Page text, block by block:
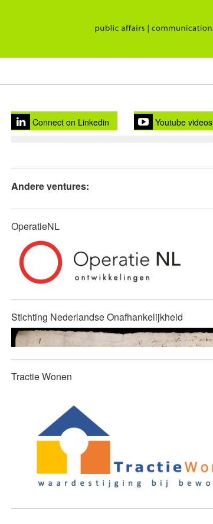
Connect on Linkedin Youtube videos
Andere ventures:
OperatieNL
Stichting Nederlandse Onafhankelijkheid
Tractie Wonen